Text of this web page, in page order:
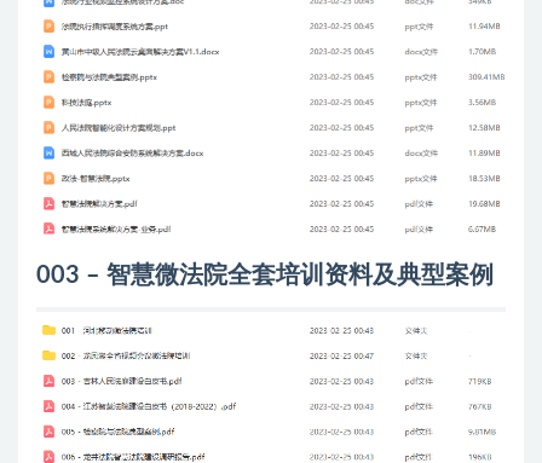
003 – 智慧微法院全套培训资料及典型案例